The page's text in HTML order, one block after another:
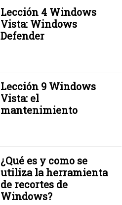
Lección 4 Windows
Vista: Windows
Defender
Lección 9 Windows
Vista: el
mantenimiento
¿Qué es y como se
utiliza la herramienta
de recortes de
Windows?